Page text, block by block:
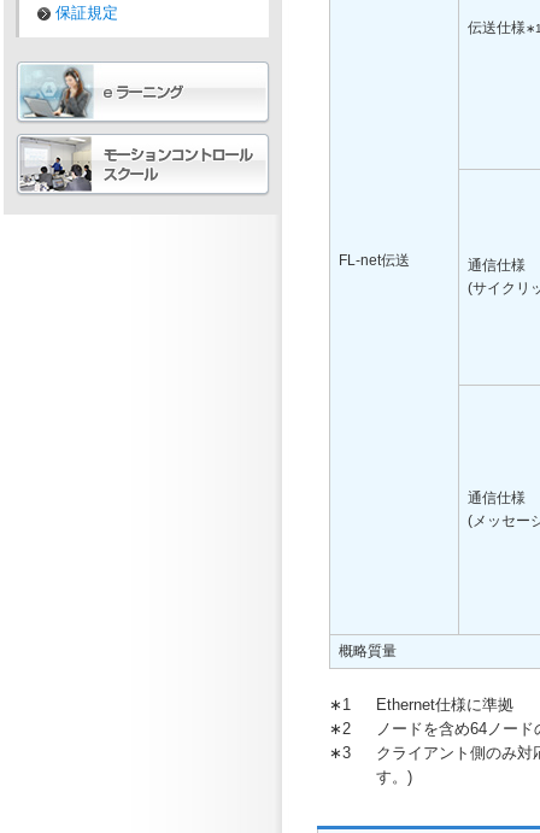
FL-net伝送
伝送仕様
通信仕様
(サイクリ
通信仕様
(メッセー
概略質量
∗1
Ethernet仕様に準拠
∗2
ノードを含め64ノー
∗3
クライアント側のみ対
す。)
保証規定